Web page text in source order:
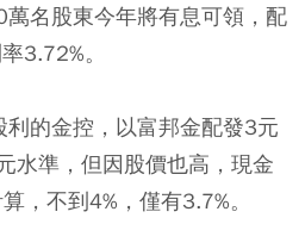
名股東今年將有息可領，配
3.72%。
的金控，以富邦金配發3元
水準，但因股價也高，現金
，不到4%，僅有3.7%。